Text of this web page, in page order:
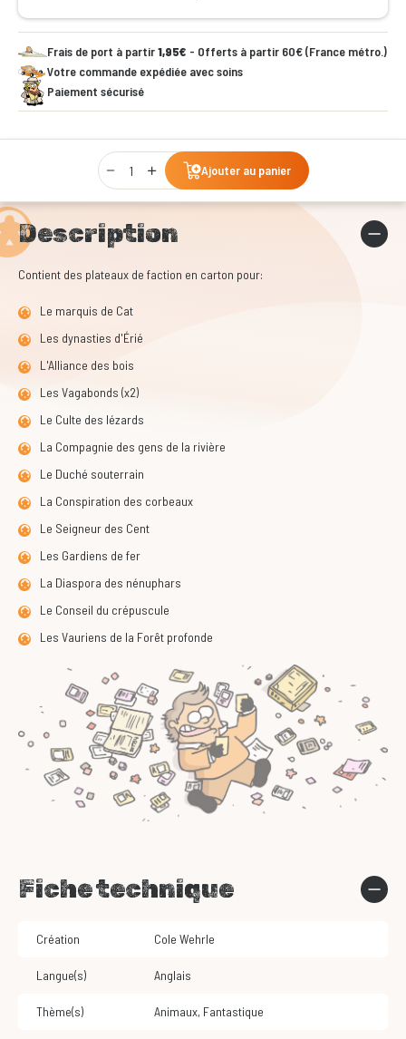
Frais de port à partir1,95€ - Offerts à partir 60€ (France métro.)
Votre commande expédiée avec soins
Paiement sécurisé
Qty
Ajouter au panier
Description
Contient des plateaux de faction en carton pour:
Le marquis de Cat
Les dynasties d'Érié
L'Alliance des bois
Les Vagabonds (x2)
Le Culte des lézards
La Compagnie des gens de la rivière
Le Duché souterrain
La Conspiration des corbeaux
Le Seigneur des Cent
Les Gardiens de fer
La Diaspora des nénuphars
Le Conseil du crépuscule
Les Vauriens de la Forêt profonde
Fiche technique
Création Cole Wehrle
Langue(s) Anglais
Thème(s) Animaux, Fantastique